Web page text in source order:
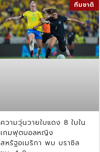
ทีมชาติ
ความวุ่นวายใบแดง 8 ใบใน
เกมฟุตบอลหญิง
สหรัฐอเมริกา พบ บราซิล